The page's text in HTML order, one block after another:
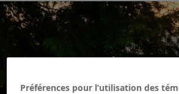
Préférences pour l’utilisation des